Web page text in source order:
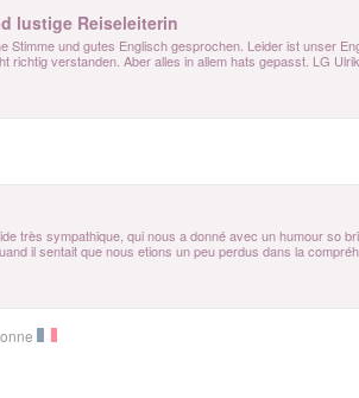
lustige Reiseleiterin
Stimme und gutes Englisch gesprochen. Leider ist unser
richtig verstanden. Aber alles in allem hats gepasst. LG
très sympathique, qui nous a donné avec un humour so
il sentait que nous etions un peu perdus dans la